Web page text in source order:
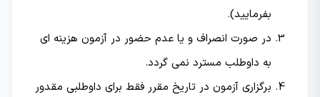
بفرمایید).
در صورت انصراف و یا عدم حضور در آزمون هزینه ای
به داوطلب مسترد نمی گردد.
برگزاری آزمون در تاریخ مقرر فقط برای داوطلبی مقدور